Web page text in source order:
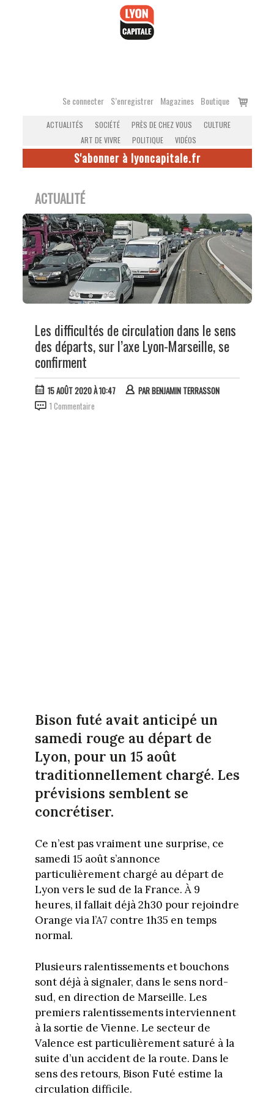
Se connecter S’enregistrer Magazines Boutique
Voir
ACTUALITÉS SOCIÉTÉ PRÈS DE CHEZ VOUS
CULTURE
ART DE VIVRE
POLITIQUE VIDÉOS
S'abonner à lyoncapitale.fr
ACTUALITÉ
Les difficultés de circulation dans le sens
des départs, sur l’axe Lyon-Marseille, se
confirment
15 AOÛT 2020 À 10:47 PARBENJAMIN TERRASSON
1 Commentaire
Bison futé avait anticipé un
samedi rouge au départ de
Lyon, pour un 15 août
traditionnellement chargé. Les
prévisions semblent se
concrétiser.
Ce n’est pas vraiment une surprise, ce
samedi 15 août s’annonce
particulièrement chargé au départ de
Lyon vers le sud de la France. À 9
heures, il fallait déjà 2h30 pour rejoindre
Orange via l’A7 contre 1h35 en temps
normal.
Plusieurs ralentissements et bouchons
sont déjà à signaler, dans le sens nord-
sud, en direction de Marseille. Les
premiers ralentissements interviennent
à la sortie de Vienne. Le secteur de
Valence est particulièrement saturé à la
suite d’un accident de la route. Dans le
sens des retours, Bison Futé estime la
circulation difficile.